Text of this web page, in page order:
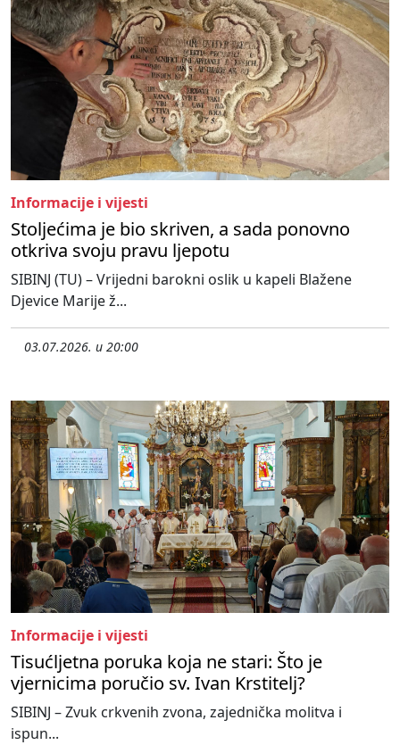
Informacije i vijesti
Stoljećima je bio skriven, a sada ponovno
otkriva svoju pravu ljepotu
SIBINJ (TU) – Vrijedni barokni oslik u kapeli Blažene
Djevice Marije ž...
03.07.2026. u 20:00
Informacije i vijesti
Tisućljetna poruka koja ne stari: Što je
vjernicima poručio sv. Ivan Krstitelj?
SIBINJ – Zvuk crkvenih zvona, zajednička molitva i
ispun...